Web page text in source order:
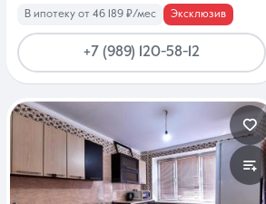
00-00
до 20:00
В ипотеку от 46 189 ₽/мес Эксклюзив
+7 (989) 120-58-12